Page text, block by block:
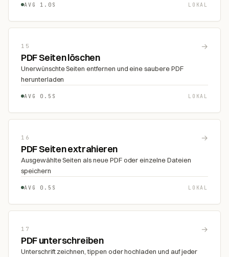
AVG 1.0S LOKAL
15 →
PDF Seiten löschen
Unerwünschte Seiten entfernen und eine saubere PDF
herunterladen
AVG 0.5S LOKAL
16 →
PDF Seiten extrahieren
Ausgewählte Seiten als neue PDF oder einzelne Dateien
speichern
AVG 0.5S LOKAL
17 →
PDF unterschreiben
Unterschrift zeichnen, tippen oder hochladen und auf jeder